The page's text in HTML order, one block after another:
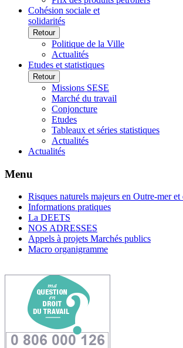
Cohésion sociale et
solidarités
Retour
Politique de la Ville
Actualités
Etudes et statistiques
Retour
Missions SESE
Marché du travail
Conjoncture
Etudes
Tableaux et séries statistiques
Actualités
Actualités
Menu
Risques naturels majeurs en Outre-mer
Informations pratiques
La DEETS
NOS ADRESSES
Appels à projets Marchés publics
Macro organigramme